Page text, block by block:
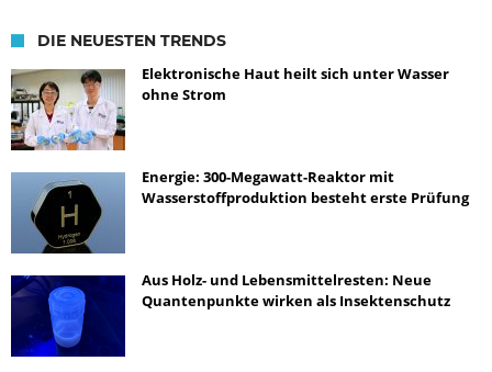
DIE NEUESTEN TRENDS
Elektronische Haut heilt sich unter Wasser
ohne Strom
Energie: 300-Megawatt-Reaktor mit
Wasserstoffproduktion besteht erste Prüfung
Aus Holz- und Lebensmittelresten: Neue
Quantenpunkte wirken als Insektenschutz